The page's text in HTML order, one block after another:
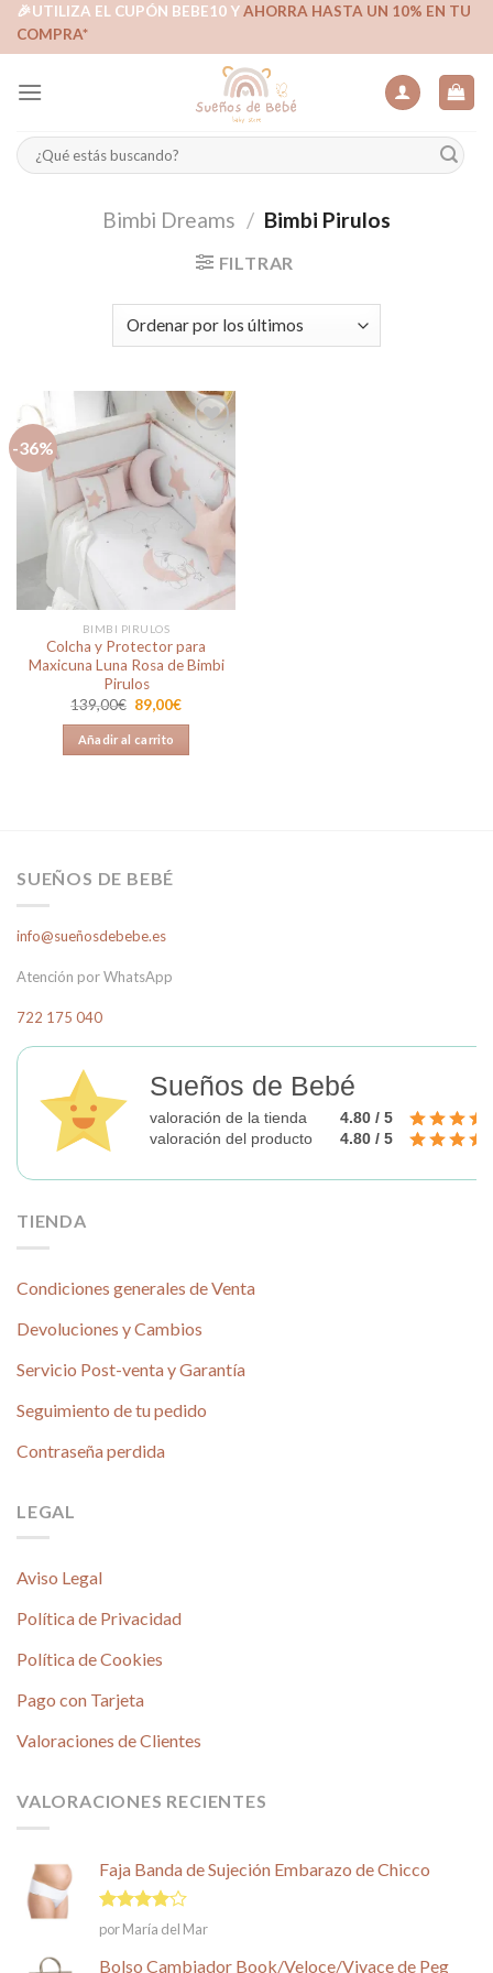
Skip🎉UTILIZA EL CUPÓN BEBE10 YAHORRA HASTA UN 10% EN TU
COMPRA*
Buscar
por:
Bimbi Dreams / Bimbi Pirulos
FILTRAR
-36%
Añadir
a la
lista de
deseos
BIMBI PIRULOS
Colcha y Protector para
Maxicuna Luna Rosa de Bimbi
Pirulos
139,00€ El
precio
original
era:
139,00€.
89,00€El
89,00€.
Añadir al carrito
SUEÑOS DE BEBÉ
info@sueñosdebebe.es
Atención por WhatsApp
722 175 040
Sueños de Bebé
valoración de la tienda
4.80 / 5
valoración del producto
4.80 / 5
TIENDA
Condiciones generales de Venta
Devoluciones y Cambios
Servicio Post-venta y Garantía
Seguimiento de tu pedido
Contraseña perdida
LEGAL
Aviso Legal
Política de Privacidad
Política de Cookies
Pago con Tarjeta
Valoraciones de Clientes
VALORACIONES RECIENTES
Faja Banda de Sujeción Embarazo de Chicco
Valorado
en
5
por María del Mar
Bolso Cambiador Book/Veloce/Vivace de Peg